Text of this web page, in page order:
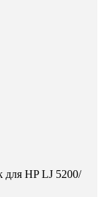
HP LJ 5200/